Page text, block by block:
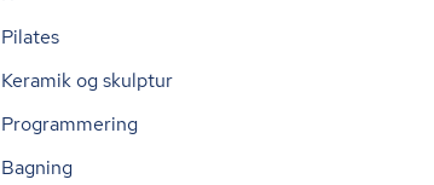
Pilates
Keramik og skulptur
Programmering
Bagning